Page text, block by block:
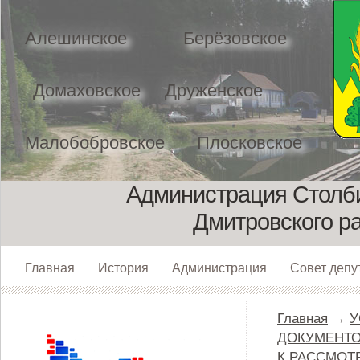
Алешинское Берёзовское
Домаховское Друженское
Малобобровское Плосковское
Главная История Администрация Совет
Администрация
Дмитровского
Главная →